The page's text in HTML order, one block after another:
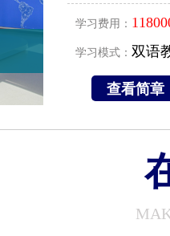
学习费用：
学习模式： 双语
查看简章